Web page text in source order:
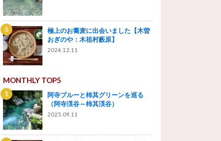
極上のお蕎麦に出会いました【木曽
おぎのや：木祖村藪原】
2024.12.11
MONTHLY TOP5
阿寺ブルーと柿其グリーンを巡る
（阿寺渓谷～柿其渓谷）
2025.09.11